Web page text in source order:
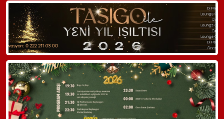
WhatsApp ile Bilgi Alın
Hemen Arayın
Detaylı Bilgi Alın